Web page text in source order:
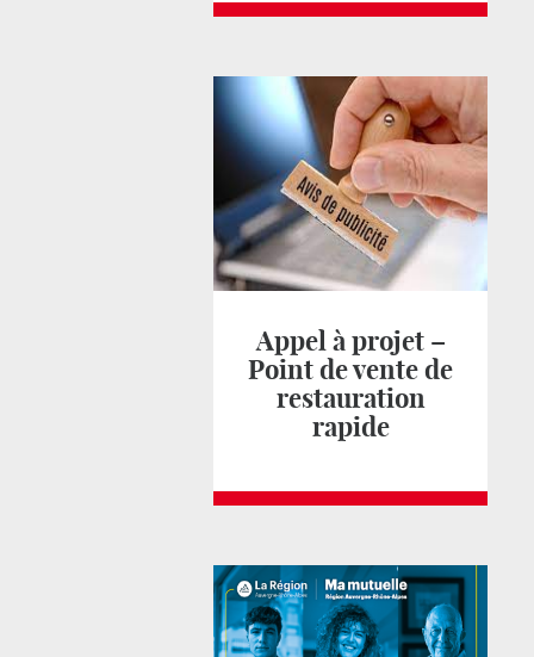
Appel à projet –
Point de vente de
restauration
rapide